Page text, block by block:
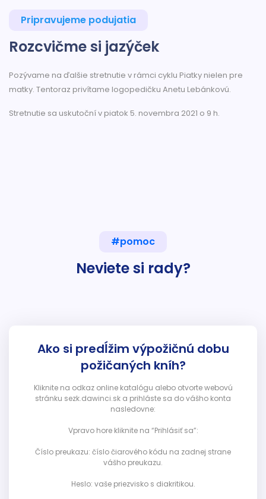
Pripravujeme podujatia
Rozcvičme si jazýček
Pozývame na ďalšie stretnutie v rámci cyklu Piatky nielen pre
matky. Tentoraz privítame logopedičku Anetu Lebánkovú.
Stretnutie sa uskutoční v piatok 5. novembra 2021 o 9 h.
#pomoc
Neviete si rady?
Ako si predĺžim výpožičnú dobu
požičaných kníh?
Kliknite na odkaz online katalógu alebo otvorte webovú
stránku sezk.dawinci.sk a prihláste sa do vášho konta
nasledovne:
Vpravo hore kliknite na “Prihlásiť sa”:
Číslo preukazu: číslo čiarového kódu na zadnej strane
vášho preukazu.
Heslo: vaše priezvisko s diakritikou.